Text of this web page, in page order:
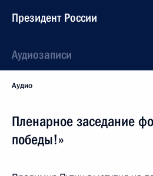
Президент России
Аудиозаписи
Аудио
Пленарное заседание
победы!»